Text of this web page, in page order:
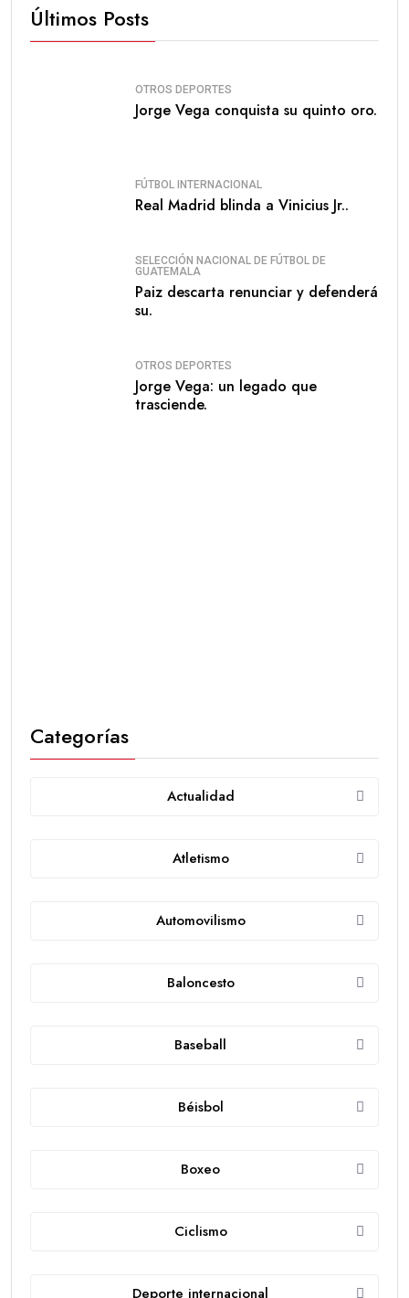
Últimos Posts
OTROS DEPORTES
Jorge Vega conquista su quinto oro.
FÚTBOL INTERNACIONAL
Real Madrid blinda a Vinicius Jr..
SELECCIÓN NACIONAL DE FÚTBOL DE
GUATEMALA
Paiz descarta renunciar y defenderá
su.
OTROS DEPORTES
Jorge Vega: un legado que
trasciende.
Categorías
Actualidad
Atletismo
Automovilismo
Baloncesto
Baseball
Béisbol
Boxeo
Ciclismo
Deporte internacional